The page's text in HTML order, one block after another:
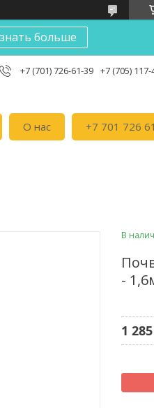
больше
+7 (701) 726-61-39 +7 (705)
О нас +7 701 726
В
-
1